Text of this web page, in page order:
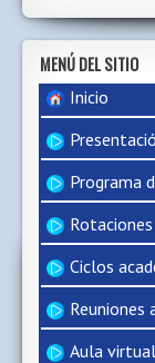
MENÚ DEL SITIO
Inicio
Programa
Rotaciones
Ciclos
Reuniones
Aula